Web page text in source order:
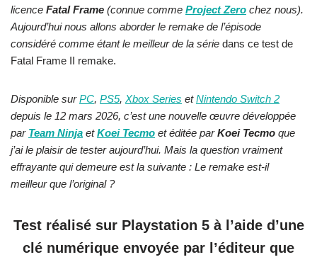
licence Fatal Frame (connue comme Project Zero chez nous).
Aujourd’hui nous allons aborder le remake de l’épisode
considéré comme étant le meilleur de la série dans ce test de
Fatal Frame II remake.
Disponible surPC, PS5, Xbox Series etNintendo Switch 2
depuis le 12 mars 2026, c’est une nouvelle œuvre développée
par Team Ninja etKoei Tecmo et éditée parKoei Tecmo que
j’ai le plaisir de tester aujourd’hui. Mais la question vraiment
effrayante qui demeure est la suivante : Le remake est-il
meilleur que l’original ?
Test réalisé sur Playstation 5 à l’aide d’une
clé numérique envoyée par l’éditeur que